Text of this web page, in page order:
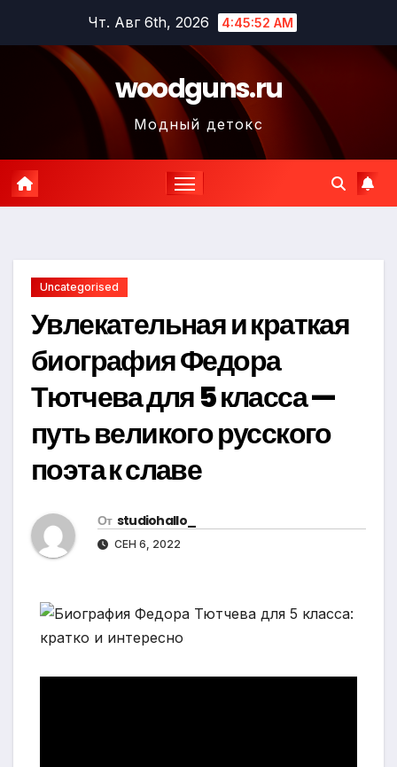
содержимому
Чт. Авг 6th, 2026 4:45:53 AM
woodguns.ru
Модный детокс
Uncategorised
Увлекательная и краткая
биография Федора
Тютчева для 5 класса —
путь великого русского
поэта к славе
От studiohallo_
СЕН 6, 2022